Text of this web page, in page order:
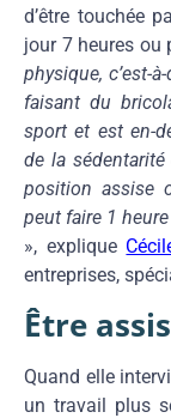
d’être touchée
jour 7 heures ou
physique, c’est-
faisant du
sport et est en-
de la sédentarité
position assise
peut faire 1
», explique
entreprises,
Être
Quand elle
un travail plus